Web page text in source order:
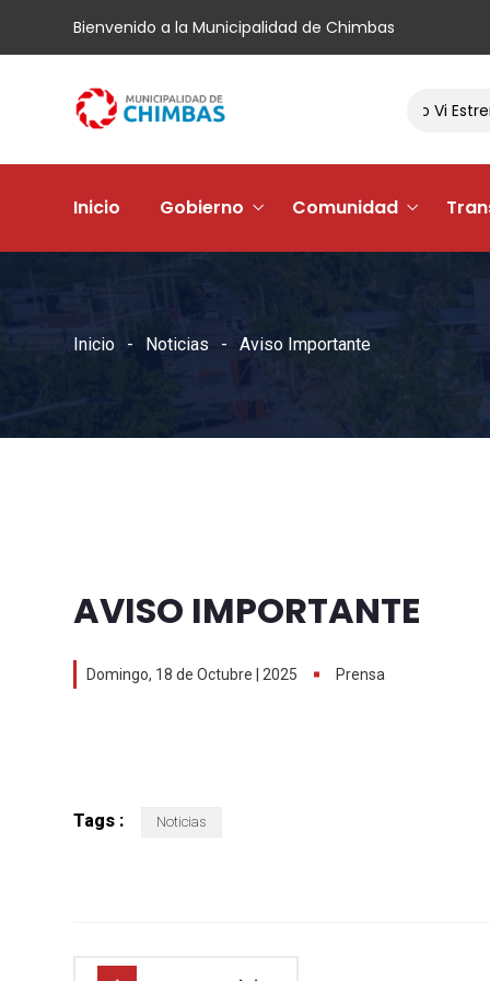
Bienvenido a la Municipalidad de Chimbas
El Barrio Andacollo Vi
Inicio Gobierno Comunidad
Inicio Noticias Aviso Importante
AVISO IMPORTANTE
Domingo, 18 de Octubre | 2025 Prensa
Tags : Noticias